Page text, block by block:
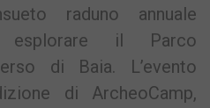
raduno annuale
esplorare il Parco
di Baia. L’evento
di ArcheoCamp,